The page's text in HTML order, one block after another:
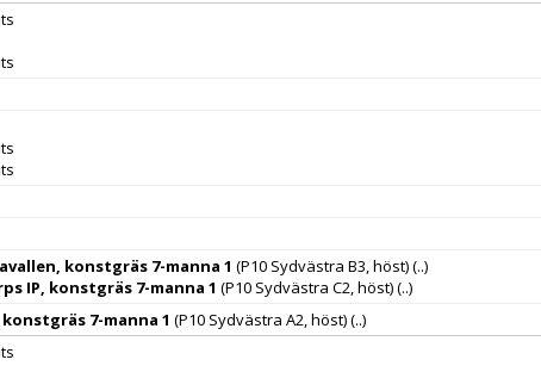
konstgräs 7-manna 1 (P10 Sydvästra B3, höst)(..)
IP, konstgräs 7-manna 1 (P10 Sydvästra C2, höst)(..)
7-manna 1 (P10 Sydvästra A2, höst)(..)